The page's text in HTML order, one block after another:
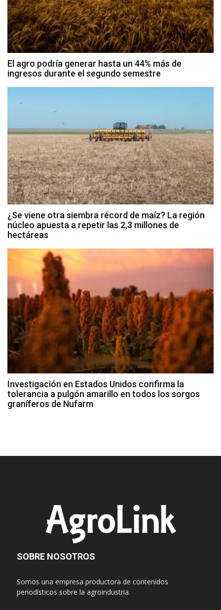
El agro podría generar hasta un 44% más de
ingresos durante el segundo semestre
¿Se viene otra siembra récord de maíz? La región
núcleo apuesta a repetir las 2,3 millones de
hectáreas
Investigación en Estados Unidos confirma la
tolerancia a pulgón amarillo en todos los sorgos
graníferos de Nufarm
SOBRE NOSOTROS
Somos una empresa productora de contenidos
periodísticos sobre la agroindustria.